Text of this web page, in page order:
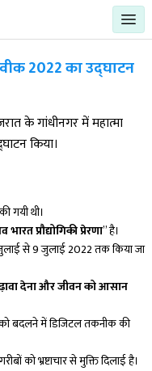
2022 का उद्घाटन
के गांधीनगर में महात्मा
किया।
गयी थी।
भारत प्रौद्योगिकी प्रेरणा” है।
से 9 जुलाई 2022 तक किया जा
देना और जीवन को आसान
को बदलने में डिजिटल तकनीक की
को भ्रष्टाचार से मुक्ति दिलाई है।